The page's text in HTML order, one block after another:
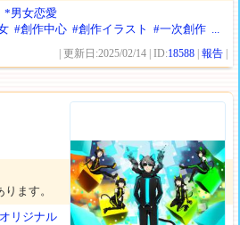
*男女恋愛
#創作中心 #創作イラスト #一次創作 ...
| 更新日:2025/02/14 | ID:18588 |報告
ます。
リジナル